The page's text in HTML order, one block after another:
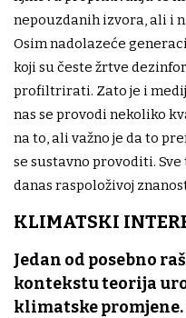
nepouzdanih izvora, ali i
Osim nadolazeće
koji su česte žrtve
profiltrirati. Zato je i
nas se provodi nekoliko
na to, ali važno je da to
se sustavno provoditi.
danas raspoloživoj
KLIMATSKI
Jedan od posebno
kontekstu teorija
klimatske promjene.